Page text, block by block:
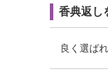
香典返し
良く選ば